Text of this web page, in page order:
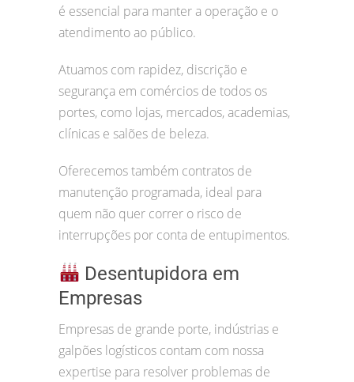
é essencial para manter a operação e o
atendimento ao público.
Atuamos com rapidez, discrição e
segurança em comércios de todos os
portes, como lojas, mercados, academias,
clínicas e salões de beleza.
Oferecemos também contratos de
manutenção programada, ideal para
quem não quer correr o risco de
interrupções por conta de entupimentos.
Desentupidora em
Empresas
Empresas de grande porte, indústrias e
galpões logísticos contam com nossa
expertise para resolver problemas de